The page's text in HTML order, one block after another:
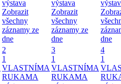
výstava
Zobrazit
všechny
záznamy ze
dne
výstava
Zobrazit
všechny
záznamy ze
dne
dne
2
1
VLASTNÍMA
RUKAMA
3
1
VLASTNÍMA
RUKAMA
4
1